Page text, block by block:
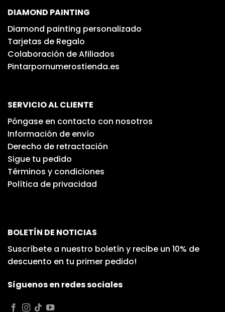
DIAMOND PAINTING
Diamond painting personalizado
Tarjetas de Regalo
Colaboración de Afiliados
Pintarpornumerostienda.es
SERVICIO AL CLIENTE
Póngase en contacto con nosotros
Información de envío
Derecho de retractación
Sigue tu pedido
Términos y condiciones
Política de privacidad
BOLETÍN DE NOTICIAS
Suscríbete a nuestro boletín y recibe un 10% de
descuento en tu primer pedido!
Síguenos en redes sociales